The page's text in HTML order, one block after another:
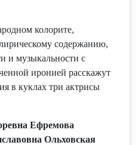
колорите,
содержанию,
и музыкальности с
иронией расскажут
в куклах три актрисы
Ефремова
Ольховская